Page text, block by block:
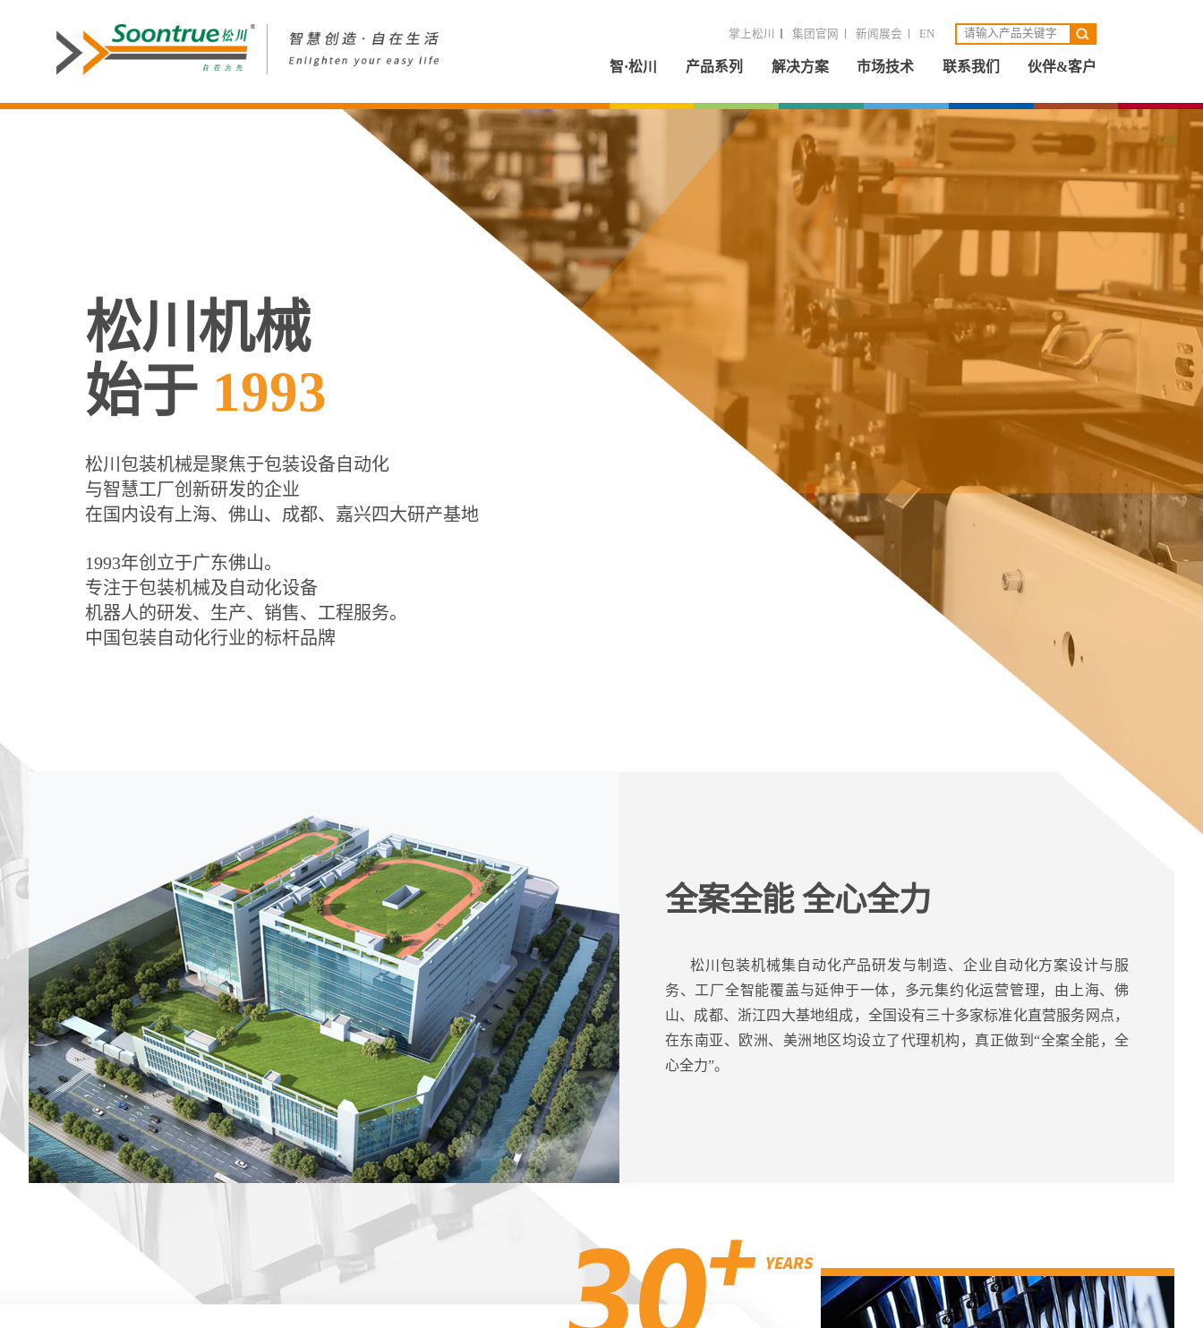
掌上松川 集团官网 新闻展会 EN
智·松川 产品系列 解决方案 市场技术 联系我们 伙伴&客户
松川机械
始于 1993
松川包装机械是聚焦于包装设备自动化
与智慧工厂创新研发的企业
在国内设有上海、佛山、成都、嘉兴四大研产基地
1993年创立于广东佛山。
专注于包装机械及自动化设备
机器人的研发、生产、销售、工程服务。
中国包装自动化行业的标杆品牌
全案全能 全心全力
松川包装机械集自动化产品研发与制造、企业自动化方案设计与服
务、工厂全智能覆盖与延伸于一体，多元集约化运营管理，由上海、佛
山、成都、浙江四大基地组成，全国设有三十多家标准化直营服务网点，
在东南亚、欧洲、美洲地区均设立了代理机构，真正做到“全案全能，全
心全力”。